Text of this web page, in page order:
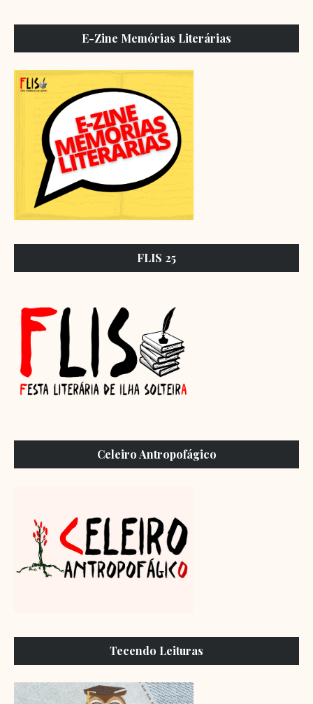
E-Zine Memórias Literárias
FLIS 25
Celeiro Antropofágico
Tecendo Leituras